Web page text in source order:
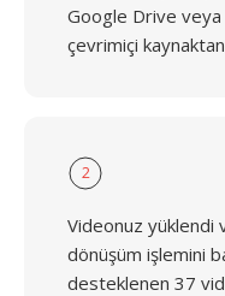
Google Drive
çevrimiçi
2
Videonuz yüklendi
dönüşüm işlemini
desteklenen 37